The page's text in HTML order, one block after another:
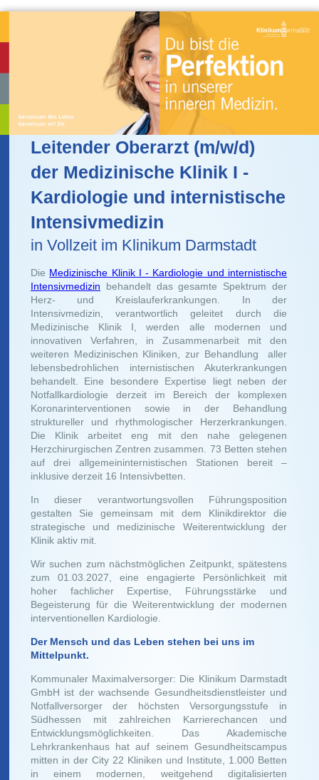
Leitender Oberarzt (m/w/d)
der Medizinische Klinik I -
Kardiologie und internistische
Intensivmedizin
in Vollzeit im Klinikum Darmstadt
Die Medizinische Klinik I - Kardiologie und internistische
Intensivmedizin behandelt das gesamte Spektrum der
Herz- und Kreislauferkrankungen. In der
Intensivmedizin, verantwortlich geleitet durch die
Medizinische Klinik I, werden alle modernen und
innovativen Verfahren, in Zusammenarbeit mit den
weiteren Medizinischen Kliniken, zur Behandlung aller
lebensbedrohlichen internistischen Akuterkrankungen
behandelt. Eine besondere Expertise liegt neben der
Notfallkardiologie derzeit im Bereich der komplexen
Koronarinterventionen sowie in der Behandlung
struktureller und rhythmologischer Herzerkrankungen.
Die Klinik arbeitet eng mit den nahe gelegenen
Herzchirurgischen Zentren zusammen. 73 Betten stehen
auf drei allgemeininternistischen Stationen bereit –
inklusive derzeit 16 Intensivbetten.
In dieser verantwortungsvollen Führungsposition
gestalten Sie gemeinsam mit dem Klinikdirektor die
strategische und medizinische Weiterentwicklung der
Klinik aktiv mit.
Wir suchen zum nächstmöglichen Zeitpunkt, spätestens
zum 01.03.2027, eine engagierte Persönlichkeit mit
hoher fachlicher Expertise, Führungsstärke und
Begeisterung für die Weiterentwicklung der modernen
interventionellen Kardiologie.
Der Mensch und das Leben stehen bei uns im
Mittelpunkt.
Kommunaler Maximalversorger: Die Klinikum Darmstadt
GmbH ist der wachsende Gesundheitsdienstleister und
Notfallversorger der höchsten Versorgungsstufe in
Südhessen mit zahlreichen Karrierechancen und
Entwicklungsmöglichkeiten. Das Akademische
Lehrkrankenhaus hat auf seinem Gesundheitscampus
mitten in der City 22 Kliniken und Institute, 1.000 Betten
in einem modernen, weitgehend digitalisierten